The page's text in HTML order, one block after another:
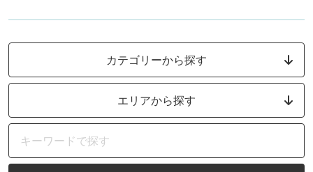
カテゴリーから探す
エリアから探す